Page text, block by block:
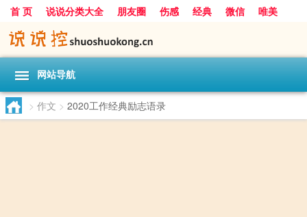
首 页 说说分类大全 朋友圈 伤感 经典 微信
唯美
励志
爱情 搞笑
网站导航
> 作文 > 2020工作经典励志语录